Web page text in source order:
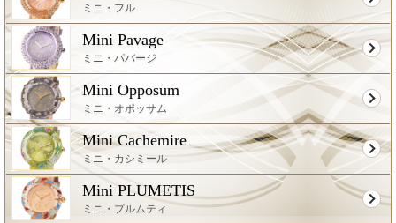
ミニ・フル
Mini Pavage
ミニ・パバージ
Mini Opposum
ミニ・オポッサム
Mini Cachemire
ミニ・カシミール
Mini PLUMETIS
ミニ・プルムティ